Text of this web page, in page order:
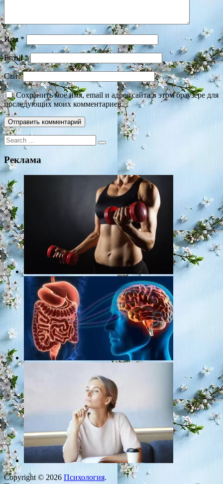
Имя*
Email*
Сайт
Сохранить моё имя, email и адрес сайта в этом браузере для
последующих моих комментариев.
Search
for:
Реклама
Copyright © 2026 Психология.